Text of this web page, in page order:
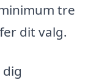
tre
dit valg.